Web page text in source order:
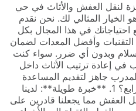
لنقل العفش والأثاث في حي
الخيار المثالي لك. نحن نقدم
في هذا المجال بكل
وأفضل المعدات لضمان
وبدون أي ضرر. سواء كنت
في إعادة ترتيب الأثاث داخل
جاهز لتقديم المساعدة
اللازمة. لماذا تختار الهرم الرابع؟ 1. **خبرة طويلة**: لدينا
مما يجعلنا قادرين على